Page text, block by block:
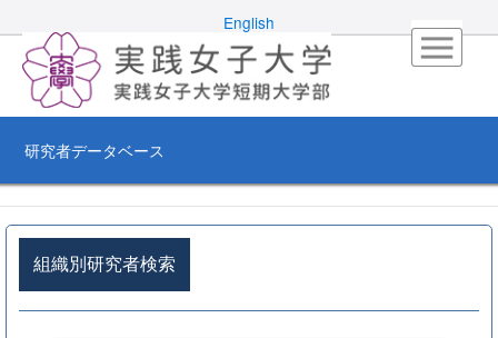
English
研究者データベース
組織別研究者検索